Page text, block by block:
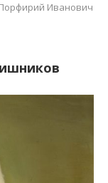
Иванович